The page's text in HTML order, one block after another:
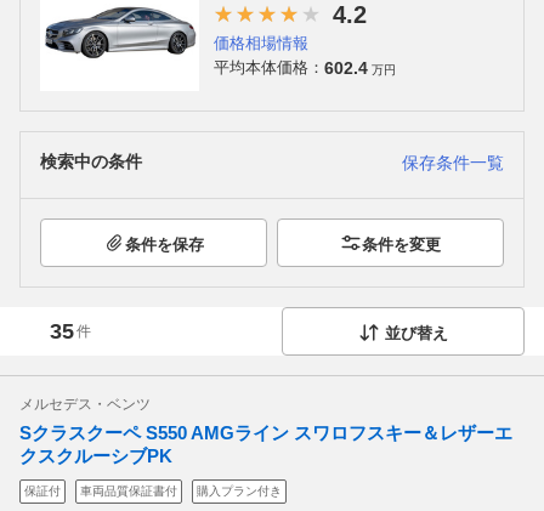
4.2
価格相場情報
平均本体価格： 602.4 万円
検索中の条件 保存条件一覧
条件を保存 条件を変更
35件 並び替え
メルセデス・ベンツ
Sクラスクーペ S550 AMGライン スワロフスキー＆レザーエ
クスクルーシブPK
保証付 車両品質保証書付 購入プラン付き